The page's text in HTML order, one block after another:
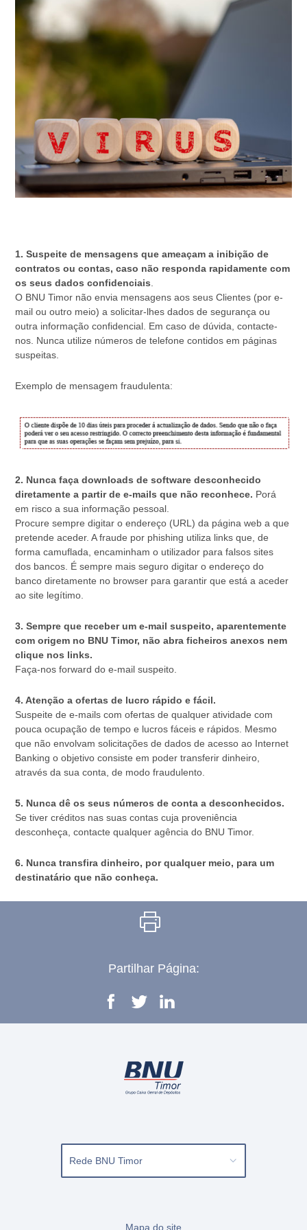
Não é Cliente BNUdireto? Venha falar
connosco para aderir
1. Suspeite de mensagens que ameaçam a inibição de
contratos ou contas, caso não responda rapidamente com
os seus dados confidenciais
O BNU Timor não envia mensagens aos seus Clientes (por e-
mail ou outro meio) a solicitar-lhes dados de segurança ou
outra informação confidencial. Em caso de dúvida, contacte-
nos. Nunca utilize números de telefone contidos em páginas
suspeitas.
Exemplo de mensagem fraudulenta:
2. Nunca faça downloads de software desconhecido
diretamente a partir de e-mails que não reconhece. Porá
em risco a sua informação pessoal.
Procure sempre digitar o endereço (URL) da página web a que
pretende aceder. A fraude por phishing utiliza links que, de
forma camuflada, encaminham o utilizador para falsos sites
dos bancos. É sempre mais seguro digitar o endereço do
banco diretamente no browser para garantir que está a aceder
ao site legítimo.
3. Sempre que receber um e-mail suspeito, aparentemente
com origem no BNU Timor, não abra ficheiros anexos nem
clique nos links.
Faça-nos forward do e-mail suspeito.
4. Atenção a ofertas de lucro rápido e fácil.
Suspeite de e-mails com ofertas de qualquer atividade com
pouca ocupação de tempo e lucros fáceis e rápidos. Mesmo
que não envolvam solicitações de dados de acesso ao Internet
Banking o objetivo consiste em poder transferir dinheiro,
através da sua conta, de modo fraudulento.
5. Nunca dê os seus números de conta a desconhecidos.
Se tiver créditos nas suas contas cuja proveniência
desconheça, contacte qualquer agência do BNU Timor.
6. Nunca transfira dinheiro, por qualquer meio, para um
destinatário que não conheça.
Partilhar Página:
Facebook
Twitter
Rede BNU Timor
Mapa do site